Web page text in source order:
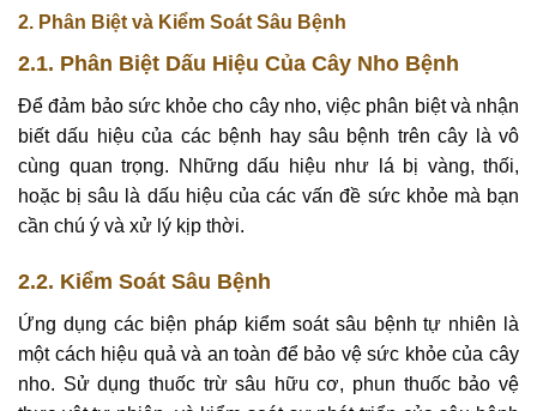
2. Phân Biệt và Kiểm Soát Sâu Bệnh
2.1. Phân Biệt Dấu Hiệu Của Cây Nho Bệnh
Để đảm bảo sức khỏe cho cây nho, việc phân biệt và nhận
biết dấu hiệu của các bệnh hay sâu bệnh trên cây là vô
cùng quan trọng. Những dấu hiệu như lá bị vàng, thối,
hoặc bị sâu là dấu hiệu của các vấn đề sức khỏe mà bạn
cần chú ý và xử lý kịp thời.
2.2. Kiểm Soát Sâu Bệnh
Ứng dụng các biện pháp kiểm soát sâu bệnh tự nhiên là
một cách hiệu quả và an toàn để bảo vệ sức khỏe của cây
nho. Sử dụng thuốc trừ sâu hữu cơ, phun thuốc bảo vệ